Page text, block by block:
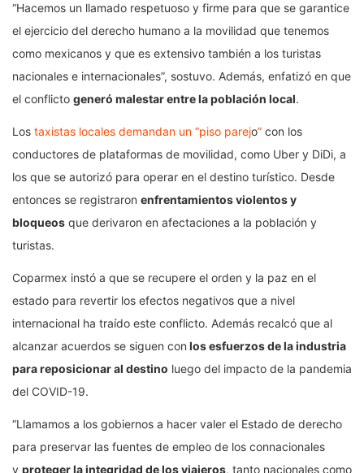
“Hacemos un llamado respetuoso y firme para que se garantice
el ejercicio del derecho humano a la movilidad que tenemos
como mexicanos y que es extensivo también a los turistas
nacionales e internacionales”, sostuvo. Además, enfatizó en que
el conflicto generó malestar entre la población local.
Los taxistas locales demandan un “piso parejo” con los
conductores de plataformas de movilidad, como Uber y DiDi, a
los que se autorizó para operar en el destino turístico. Desde
entonces se registraron enfrentamientos violentos y
bloqueos que derivaron en afectaciones a la población y
turistas.
Coparmex instó a que se recupere el orden y la paz en el
estado para revertir los efectos negativos que a nivel
internacional ha traído este conflicto. Además recalcó que al
alcanzar acuerdos se siguen con los esfuerzos de la industria
para reposicionar al destino luego del impacto de la pandemia
del COVID-19.
“Llamamos a los gobiernos a hacer valer el Estado de derecho
para preservar las fuentes de empleo de los connacionales
y proteger la integridad de los viajeros, tanto nacionales como